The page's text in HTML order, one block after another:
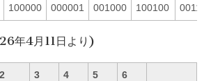
100000 000001 001000 100100
年4月11日より)
2 3 4 5 6